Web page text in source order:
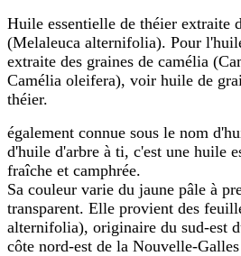
Huile essentielle de théier extraite
(Melaleuca alternifolia). Pour
extraite des graines de camélia
Camélia oleifera), voir huile de
théier.
également connue sous le nom
d'huile d'arbre à ti, c'est une huile
fraîche et camphrée.
Sa couleur varie du jaune pâle à
transparent. Elle provient des
alternifolia), originaire du sud-est
côte nord-est de la Nouvelle-